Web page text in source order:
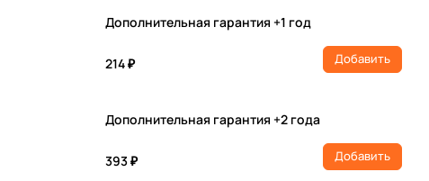
Дополнительная гарантия +1 год
214 ₽ Добавить
Дополнительная гарантия +2 года
393 ₽ Добавить